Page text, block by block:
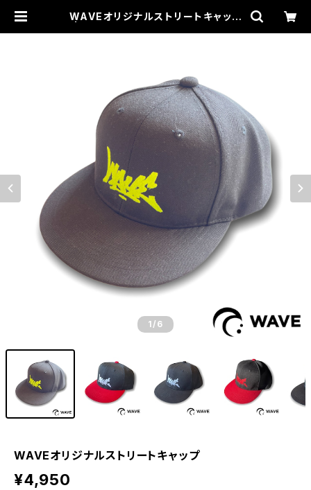
WAVEオリジナルストリートキャップ
1 /6
WAVEオリジナルストリートキャップ
¥4,950